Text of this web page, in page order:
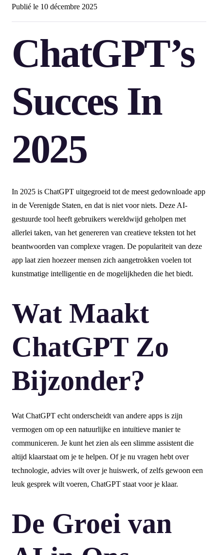
Publié le 10 décembre 2025
ChatGPT’s
Succes In
2025
In 2025 is ChatGPT uitgegroeid tot de meest gedownloade app
in de Verenigde Staten, en dat is niet voor niets. Deze AI-
gestuurde tool heeft gebruikers wereldwijd geholpen met
allerlei taken, van het genereren van creatieve teksten tot het
beantwoorden van complexe vragen. De populariteit van deze
app laat zien hoezeer mensen zich aangetrokken voelen tot
kunstmatige intelligentie en de mogelijkheden die het biedt.
Wat Maakt
ChatGPT Zo
Bijzonder?
Wat ChatGPT echt onderscheidt van andere apps is zijn
vermogen om op een natuurlijke en intuïtieve manier te
communiceren. Je kunt het zien als een slimme assistent die
altijd klaarstaat om je te helpen. Of je nu vragen hebt over
technologie, advies wilt over je huiswerk, of zelfs gewoon een
leuk gesprek wilt voeren, ChatGPT staat voor je klaar.
De Groei van